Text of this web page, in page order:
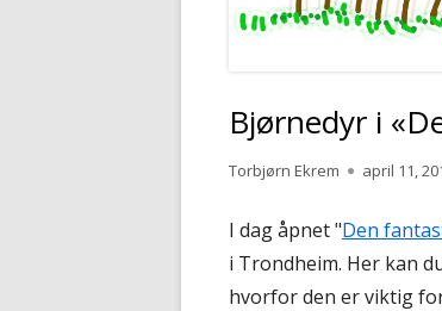
Bjørnedyr i
Forfatter
Torbjørn Ekrem Publisert
april 11,
I dag åpnet "Den
i Trondheim. Her kan
hvorfor den er viktig